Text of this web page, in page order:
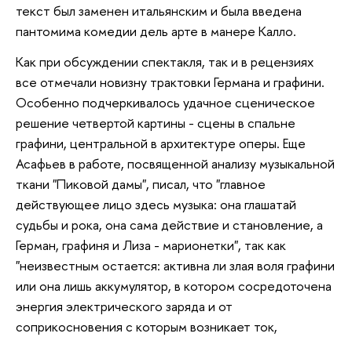
текст был заменен итальянским и была введена
пантомима комедии дель арте в манере Калло.
Как при обсуждении спектакля, так и в рецензиях
все отмечали новизну трактовки Германа и графини.
Особенно подчеркивалось удачное сценическое
решение четвертой картины - сцены в спальне
графини, центральной в архитектуре оперы. Еще
Асафьев в работе, посвященной анализу музыкальной
ткани "Пиковой дамы", писал, что "главное
действующее лицо здесь музыка: она глашатай
судьбы и рока, она сама действие и становление, а
Герман, графиня и Лиза - марионетки", так как
"неизвестным остается: активна ли злая воля графини
или она лишь аккумулятор, в котором сосредоточена
энергия электрического заряда и от
соприкосновения с которым возникает ток,